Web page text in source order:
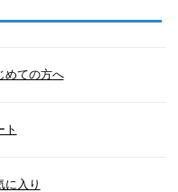
めての方へ
ト
に入り